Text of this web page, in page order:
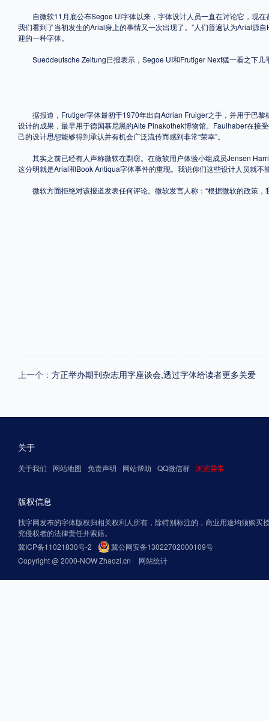
中国大陆
字体新闻 字体文章 字体程序 字体人物
自微软11月底公布Segoe UI字体以来，字体设计人员一直在讨论它，现在
我们看到了当初发生的Arial身上的事情又一次出现了。”人们普遍认为Arial源
迎的一种字体。
Sueddeutsche Zeitung日报表示，Segoe UI和Frutiger Next猛一看之下几
据报道，Frutiger字体最初于1970年出自Adrian Fruiger之手，并用于巴黎
设计的成果，最早用于德国慕尼黑的Alte Pinakothek博物馆。Faulhaber在接
己的设计思想能够得到承认并有机会广泛流传而感到非常“荣幸”。
其实之前已经有人声称微软在剽窃。在微软用户体验小组成员Jensen
这分明就是Arial和Book Antiqua字体事件的重现。我说你们这些设计人员就不
微软方面拒绝对该报道发表任何评论。微软发言人称：“根据微软的政策，
上一个： 方正举办期刊杂志用字座谈会,透过字体给读者更多关爱
关于
关于我们 网站地图 免责声明 网站帮助 QQ微信群 浏览异常
版权信息
找字网发布的字体版权归相关权利人所有，除特别标注的，商业用途均须购买
究侵权者的法律责任并索赔。
冀ICP备11021830号-2
冀公网安备13022702000109号
Copyright @ 2000-NOW Zhaozi.cn
网站统计